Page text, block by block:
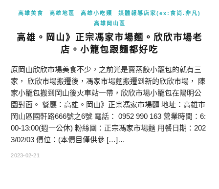
高雄美食 高雄地區 高雄小吃類
媒體報導店家(ex:食尚.非凡)
高雄岡山區
高雄。岡山》正宗馮家市場麵。欣欣市場老
店。小籠包跟麵都好吃
原岡山欣欣市場美食不少，之前光是賣蒸餃小籠包的就有三
家， 欣欣市場搬遷後，馮家市場麵搬遷到新的欣欣市場， 陳
家小籠包搬到岡山後火車站一帶，欣欣市場小籠包在陽明公
園對面。 餐廳：高雄。岡山》正宗馮家市場麵 地址：高雄市
岡山區國軒路666號之6號 電話： 0952 990 163 營業時間：6:
00-13:00(週一公休) 粉絲團：正宗馮家市場麵 用餐日期：202
3/02/03 價位：(本價目僅供參 […]…
2023-02-21